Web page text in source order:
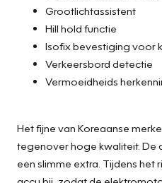
Grootlichtassistent
Hill hold functie
Isofix bevestiging voor
Verkeersbord detectie
Vermoeidheids
Het fijne van Koreaanse
tegenover hoge kwaliteit. De
een slimme extra. Tijdens het